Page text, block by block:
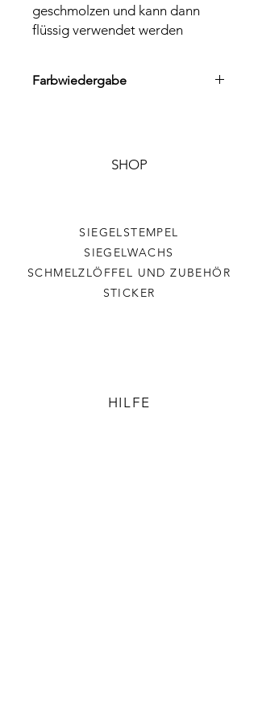
geschmolzen und kann dann
flüssig verwendet werden
Farbwiedergabe
Farbabweichungen möglich
SHOP
SIEGELSTEMPEL
SIEGELWACHS
SCHMELZLÖFFEL UND ZUBEHÖR
STICKER
HILFE